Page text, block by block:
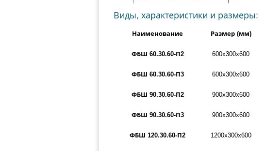
Виды, характеристики и размеры:
Наименование Размер (мм)
ФБШ 60.30.60-П2 600х300х600
ФБШ 60.30.60-П3 600х300х600
ФБШ 90.30.60-П2 900х300х600
ФБШ 90.30.60-П3 900х300х600
ФБШ 120.30.60-П2 1200х300х600